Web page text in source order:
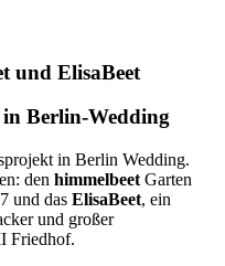
und ElisaBeet
in Berlin-Wedding
in Berlin Wedding.
den himmelbeet Garten
und das ElisaBeet, ein
und großer
Friedhof.